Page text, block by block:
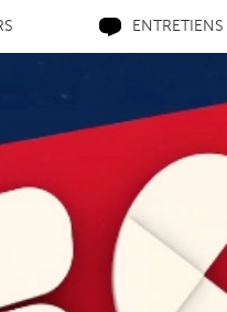
ENTRETIENS
aussi variées que